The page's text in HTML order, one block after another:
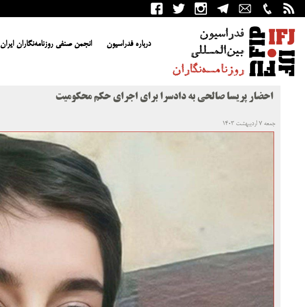
درباره فدراسیون انجمن صنفی روزنامه‌نگاران ایران
احضار پریسا صالحی به دادسرا برای اجرای حکم محکومیت
جمعه ۷ اردیبهشت ۱۴۰۳